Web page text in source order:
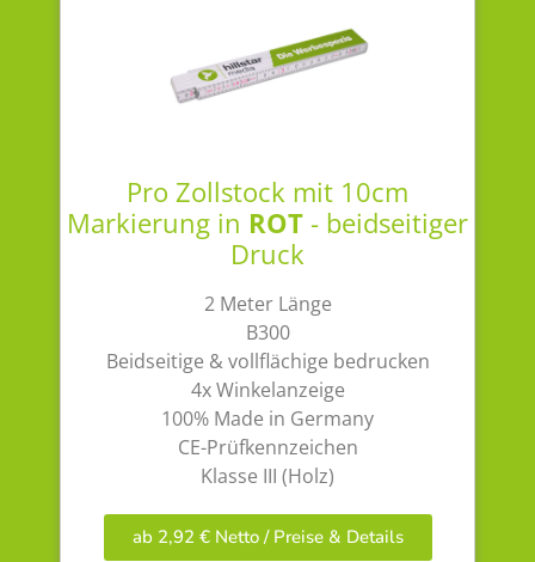
Pro Zollstock mit 10cm
Markierung in ROT- beidseitiger
Druck
2 Meter Länge
B300
Beidseitige & vollflächige bedrucken
4x Winkelanzeige
100% Made in Germany
CE-Prüfkennzeichen
Klasse III (Holz)
ab 2,92 € Netto / Preise & Details